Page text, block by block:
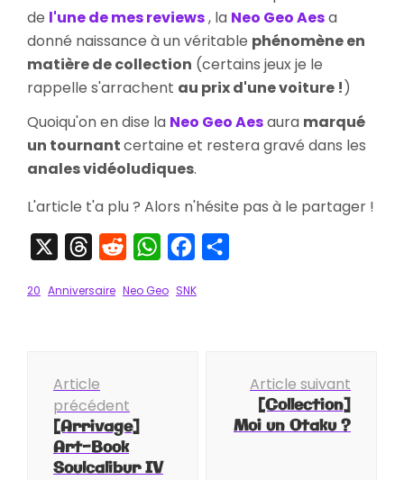
de l'une de mes reviews, la Neo Geo Aesa
donné naissance à un véritable phénomène en
matière de collection (certains jeux je le
rappelle s'arrachent au prix d'une voiture !)
Quoiqu'on en dise la Neo Geo Aesaura marqué
un tournantcertaine et restera gravé dans les
anales vidéoludiques.
L'article t'a plu ? Alors n'hésite pas à le partager !
ThreadsRedditWhatsAppFacebook
20 Anniversaire Neo Geo SNK
d'article
Article
précédent
[Arrivage]
Art-Book
Soulcalibur IV
Article suivant
[Collection]
Moi un Otaku ?